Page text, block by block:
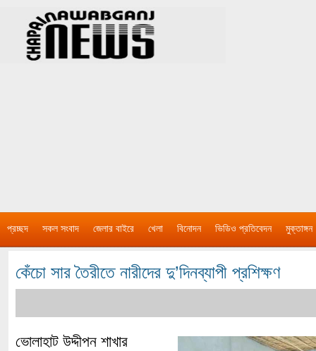
প্রচ্ছদ সকল সংবাদ জেলার বাইরে খেলা বিনোদন ভিডিও প্রতিবেদন মুক্তাঙ্গন
কেঁচো সার তৈরীতে নারীদের দু’দিনব্যাপী প্রশিক্ষণ
ভোলাহাট উদ্দীপন শাখার